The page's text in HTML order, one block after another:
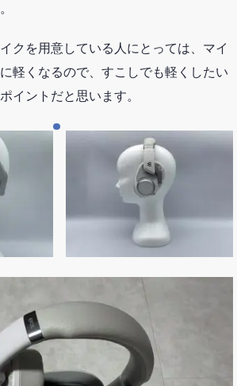
クを用意している人にとっては、マイ
軽くなるので、すこしでも軽くしたい
イントだと思います。